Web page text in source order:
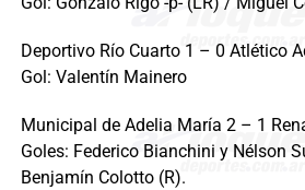
Deportivo Río Cuarto 1 – 0 Atlético
Gol: Valentín Mainero
Municipal de Adelia María 2 – 1
Goles: Federico Bianchini y Nélson
Benjamín Colotto (R).